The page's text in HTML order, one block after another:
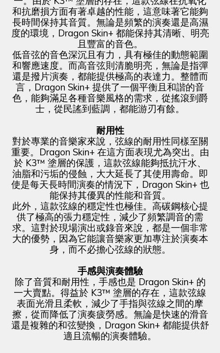
和抗磨損方面有著卓越的性能，這意味著它能夠
長時間保持其音質。無論是頻繁的演奏還是高濕
度的環境，Dragon Skin+ 都能保持其清晰、明亮
且豐富的音色。
低音弦的音色深沉且有力，具有極佳的動態範圍
和響應速度。而高音弦則清脆明亮，無論是指彈
還是撥片演奏，都能提供極高的表達力。整體而
言，Dragon Skin+ 提供了一個平衡且和諧的音
色，能夠滿足各種音樂風格的需求，從搖滾到爵
士，從民謠到藍調，都能游刃有餘。
耐用性
對於專業的音樂家來說，弦線的耐用性同樣至關
重要。Dragon Skin+ 在這方面表現尤為突出。由
於 K3™ 塗層的保護，這款弦線能夠抵抗汗水、
油脂和污垢的侵蝕，大大延長了其使用壽命。即
使是每天長時間演奏的情況下，Dragon Skin+ 也
能保持其優異的性能和音質。
此外，這款弦線的穩定性也極佳。高碳鋼核心提
供了極高的張力穩定性，減少了頻繁調音的需
求。這對於現場演出或錄音來說，都是一個非常
大的優勢，因為它能讓音樂家更加專注於演奏本
身，而不必擔心弦線的狀態。
手感與演奏體驗
除了音質和耐用性，手感也是 Dragon Skin+ 的
一大賣點。得益於 K3™ 塗層的存在，這款弦線
表面光滑且柔軟，減少了手指與弦線之間的摩
擦，從而降低了演奏疲勞感。無論是快速的滑音
還是複雜的和弦變換，Dragon Skin+ 都能提供舒
適且流暢的演奏體驗。